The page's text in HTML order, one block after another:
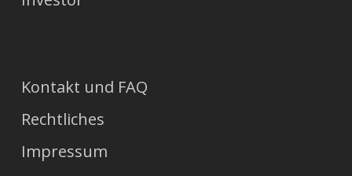
Kontakt und FAQ
Rechtliches
Impressum